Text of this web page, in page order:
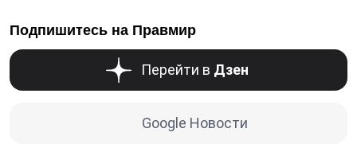
Подпишитесь на Правмир
Перейти в Дзен
Google Новости